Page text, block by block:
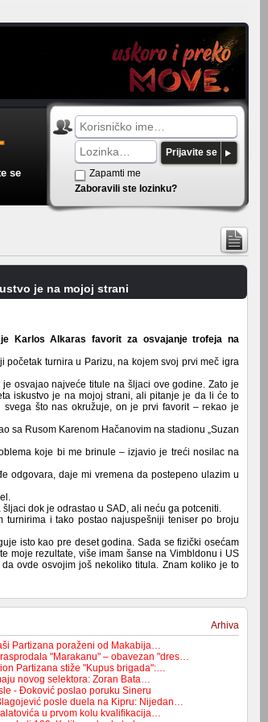
se
Prijavite se
Zapamti me
Zaboravili ste lozinku?
je na mojoj strani
Karlos Alkaras favorit za osvajanje trofeja na
turnira u Parizu, na kojem svoj prvi meč igra
osvajao najveće titule na šljaci ove godine. Zato je
iskustvo je na mojoj strani, ali pitanje je da li će to
što nas okružuje, on je prvi favorit – rekao je
sa Rusom Karenom Hačanovim na stadionu „Suzan
koje bi me brinule – izjavio je treći nosilac na
odgovara, daje mi vremena da postepeno ulazim u
dok je odrastao u SAD, ali neću ga potceniti.
i tako postao najuspešniji teniser po broju
isto kao pre deset godina. Sada se fizički osećam
moje rezultate, više imam šanse na Vimbldonu i US
ovde osvojim još nekoliko titula. Znam koliko je to
Arhiva
Partizana poraženi od Makabija…
"Marakanu" – obavezan "dres…
Partizana stiže "Kupus brigada":…
novog selektora: Zoran Bata…
- Đoković poslao poruku Sineru
posle duela na Kipru: Nijedan…
u prvom kolu kvalifikacija…